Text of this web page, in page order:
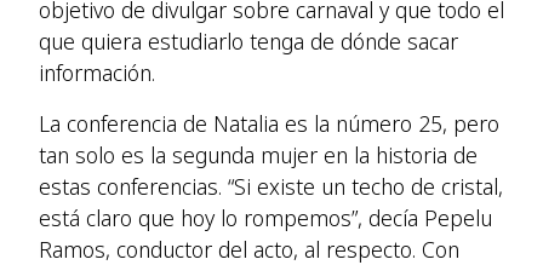
objetivo de divulgar sobre carnaval y que todo el
que quiera estudiarlo tenga de dónde sacar
información.
La conferencia de Natalia es la número 25, pero
tan solo es la segunda mujer en la historia de
estas conferencias. “Si existe un techo de cristal,
está claro que hoy lo rompemos”, decía Pepelu
Ramos, conductor del acto, al respecto. Con